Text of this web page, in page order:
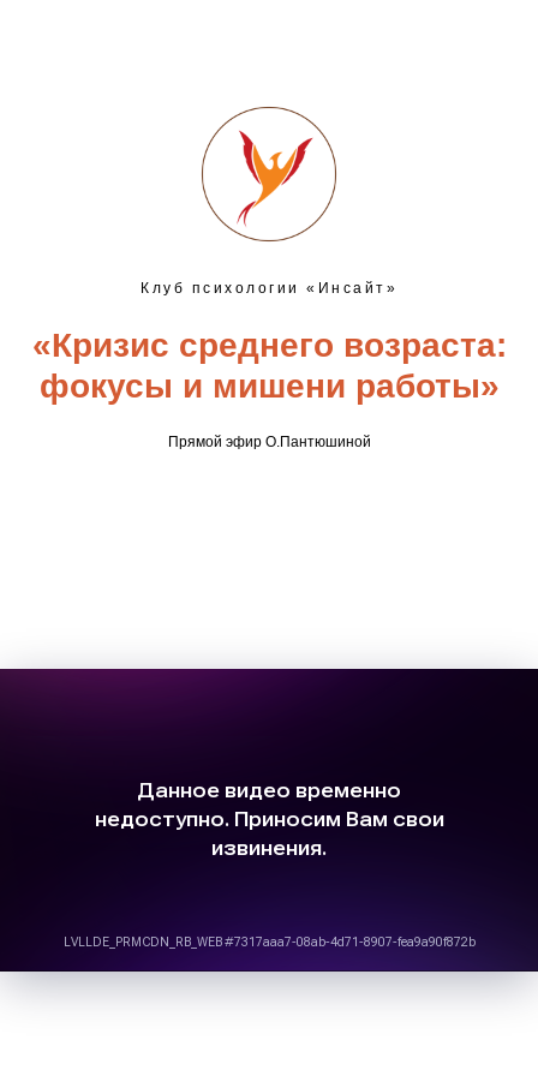
Клуб психологии «Инсайт»
«Кризис среднего возраста:
фокусы и мишени работы»
Прямой эфир О.Пантюшиной